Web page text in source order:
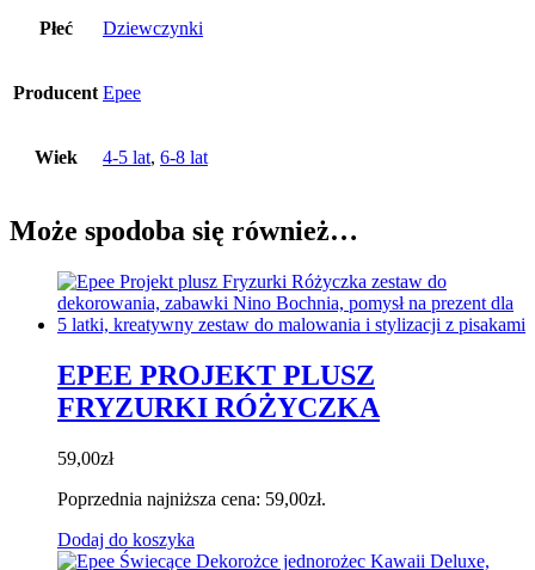
Płeć Dziewczynki
Producent Epee
Wiek 4-5 lat, 6-8 lat
Może spodoba się również…
EPEE PROJEKT PLUSZ
FRYZURKI RÓŻYCZKA
59,00zł
Poprzednia najniższa cena: 59,00zł.
Dodaj do koszyka